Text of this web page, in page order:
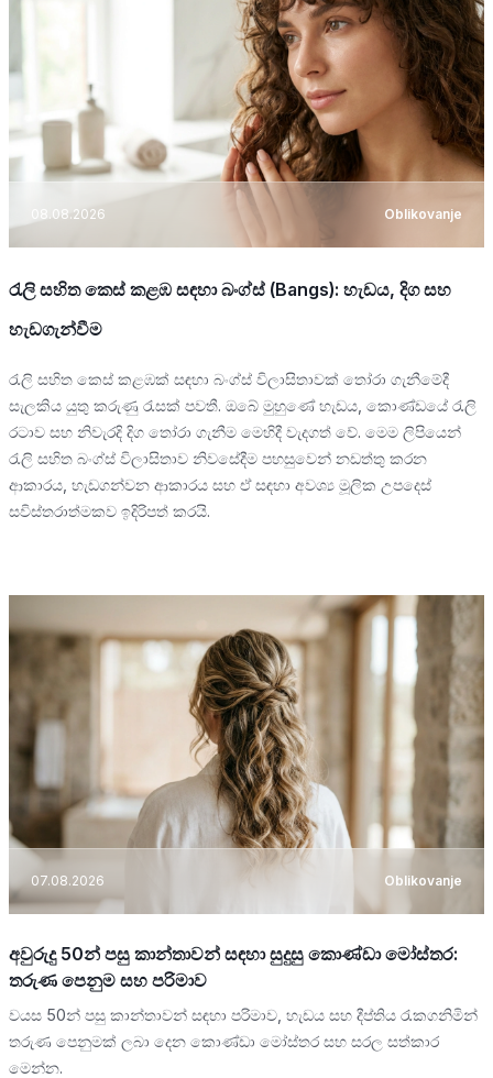
08.08.2026 Oblikovanje
රැලි සහිත කෙස් කළඹ සඳහා බංග්ස් (Bangs): හැඩය, දිග සහ
හැඩගැන්වීම
රැලි සහිත කෙස් කළඹක් සඳහා බංග්ස් විලාසිතාවක් තෝරා ගැනීමේදී
සැලකිය යුතු කරුණු රැසක් පවතී. ඔබේ මුහුණේ හැඩය, කොණ්ඩයේ රැලි
රටාව සහ නිවැරදි දිග තෝරා ගැනීම මෙහිදී වැදගත් වේ. මෙම ලිපියෙන්
රැලි සහිත බංග්ස් විලාසිතාව නිවසේදීම පහසුවෙන් නඩත්තු කරන
ආකාරය, හැඩගන්වන ආකාරය සහ ඒ සඳහා අවශ්‍ය මූලික උපදෙස්
සවිස්තරාත්මකව ඉදිරිපත් කරයි.
07.08.2026 Oblikovanje
අවුරුදු 50න් පසු කාන්තාවන් සඳහා සුදුසු කොණ්ඩා මෝස්තර:
තරුණ පෙනුම සහ පරිමාව
වයස 50න් පසු කාන්තාවන් සඳහා පරිමාව, හැඩය සහ දීප්තිය රැකගනිමින්
තරුණ පෙනුමක් ලබා දෙන කොණ්ඩා මෝස්තර සහ සරල සත්කාර
මෙන්න.